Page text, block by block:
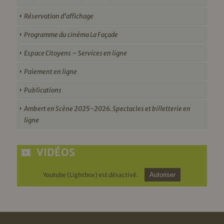
Réservation d’affichage
Programme du cinéma La Façade
Espace Citoyens – Services en ligne
Paiement en ligne
Publications
Ambert en Scène 2025-2026. Spectacles et billetterie en
ligne
VIDÉOS
Youtube (Lightbox) est désactivé. Autoriser